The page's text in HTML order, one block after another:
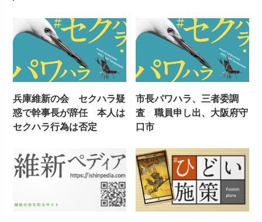
兵庫維新の会 セクハラ疑
惑で幹事長が辞任 本人は
セクハラ行為は否定
市長パワハラ、三者委調
査 職員申し出、大阪府守
口市